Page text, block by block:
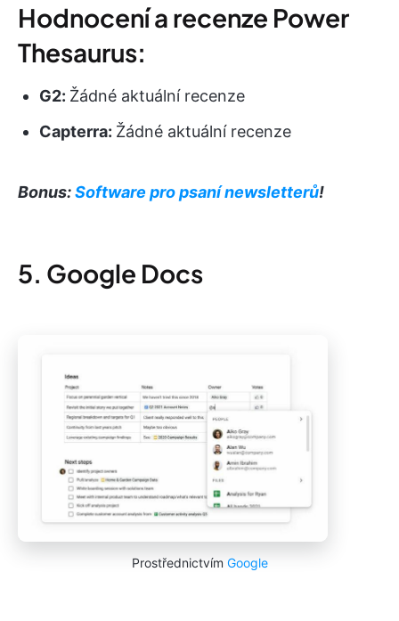
Hodnocení a recenze Power
Thesaurus:
G2: Žádné aktuální recenze
Capterra: Žádné aktuální recenze
Bonus:Software pro psaní newsletterů!
5. Google Docs
Prostřednictvím Google